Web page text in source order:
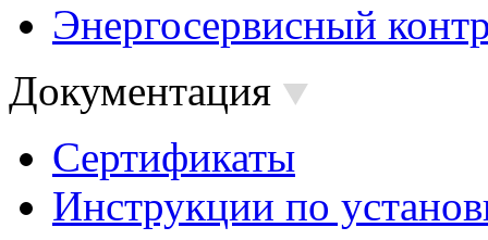
Энергосервисный
Документация
Сертификаты
Инструкции по